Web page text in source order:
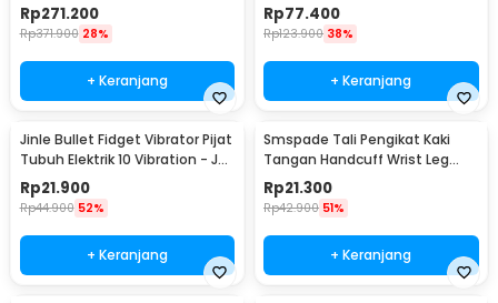
Kelengkapan Produk
1 x Momoda Alat Pijat Kaki Elektrik Air Compression Leg
Massage - SX383
1 x Remot Kontrol
1 x Kabel Charger USB Type C
1 x Baterai CR2032
1 x Panduan Penggunaan
Massager - H500
Rp271.200
Rp371.900 28%
+ Keranjang
- HX-5880
Rp77.400
Rp123.900 38%
+ Keranjang
Jinle Bullet Fidget Vibrator Pijat
Tubuh Elektrik 10 Vibration - J-
010
Rp21.900
Rp44.900 52%
+ Keranjang
Smspade Tali Pengikat Kaki
Tangan Handcuff Wrist Leg
BDSM - PCT4
Rp21.300
Rp42.900 51%
+ Keranjang